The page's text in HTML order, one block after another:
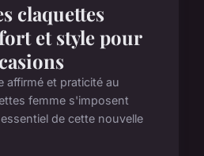
claquettes
et style pour
affirmé et praticité au
femme s'imposent
de cette nouvelle